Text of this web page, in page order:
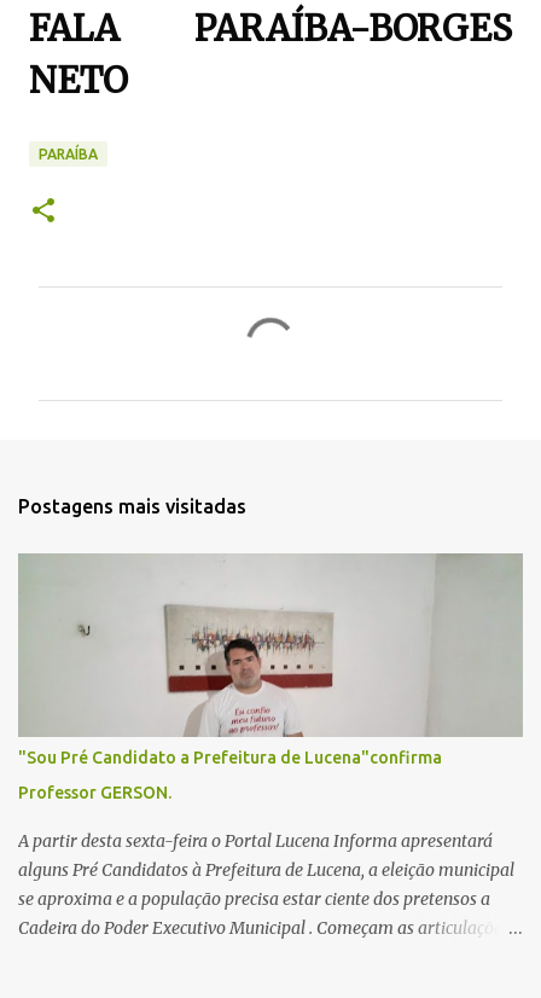
FALA PARAÍBA-BORGES
NETO
PARAÍBA
Postagens mais visitadas
"Sou Pré Candidato a Prefeitura de Lucena"confirma
Professor GERSON.
A partir desta sexta-feira o Portal Lucena Informa apresentará
alguns Pré Candidatos à Prefeitura de Lucena, a eleição municipal
se aproxima e a população precisa estar ciente dos pretensos a
Cadeira do Poder Executivo Municipal . Começam as articulações e